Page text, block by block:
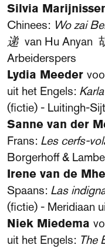
Silvia
Chinees: Wo zai
递 van Hu Anyan
Arbeiderspers
Lydia Meeder
uit het Engels:
(fictie) - Luitingh-
Sanne van der
Frans: Les cerfs-
Borgerhoff &
Irene van de
Spaans: Las
(fictie) - Meridiaan
Niek Miedema
uit het Engels: The